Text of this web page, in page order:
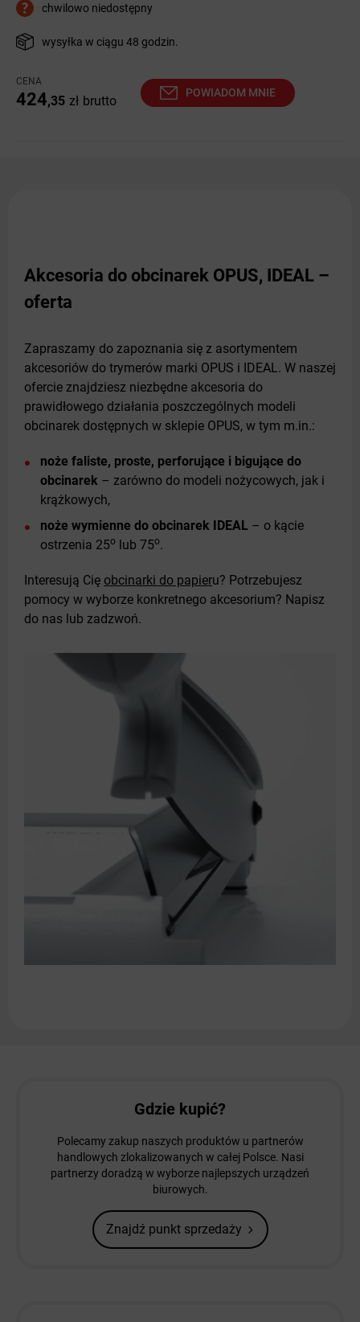
chwilowo niedostępny
wysyłka w ciągu 48 godzin.
CENA
424,35 zł brutto
POWIADOM MNIE
Akcesoria do obcinarek OPUS, IDEAL –
oferta
Zapraszamy do zapoznania się z asortymentem
akcesoriów do trymerów marki OPUS i IDEAL. W naszej
ofercie znajdziesz niezbędne akcesoria do
prawidłowego działania poszczególnych modeli
obcinarek dostępnych w sklepie OPUS, w tym m.in.:
noże faliste, proste, perforujące i bigujące do
obcinarek – zarówno do modeli nożycowych, jak i
krążkowych,
noże wymienne do obcinarek IDEAL – o kącie
ostrzenia 25o lub 75o.
Interesują Cię obcinarki do papieru? Potrzebujesz
pomocy w wyborze konkretnego akcesorium? Napisz
do nas lub zadzwoń.
Gdzie kupić?
Polecamy zakup naszych produktów u partnerów
handlowych zlokalizowanych w całej Polsce. Nasi
partnerzy doradzą w wyborze najlepszych urządzeń
biurowych.
Znajdź punkt sprzedaży